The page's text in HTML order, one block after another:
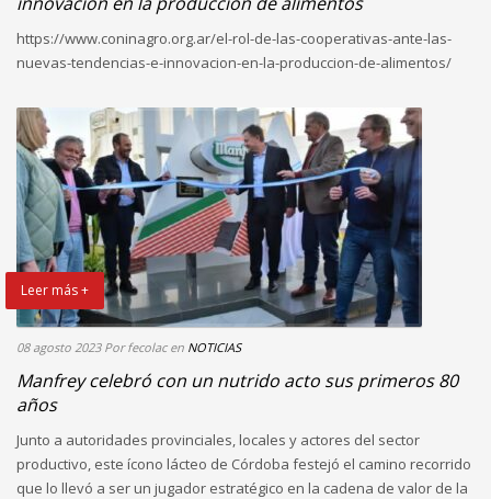
https://www.coninagro.org.ar/el-rol-de-las-cooperativas-ante-las-
nuevas-tendencias-e-innovacion-en-la-produccion-de-alimentos/
Leer más +
08 agosto 2023 Por fecolac en NOTICIAS
Manfrey celebró con un nutrido acto sus primeros 80
años
Junto a autoridades provinciales, locales y actores del sector
productivo, este ícono lácteo de Córdoba festejó el camino recorrido
que lo llevó a ser un jugador estratégico en la cadena de valor de la